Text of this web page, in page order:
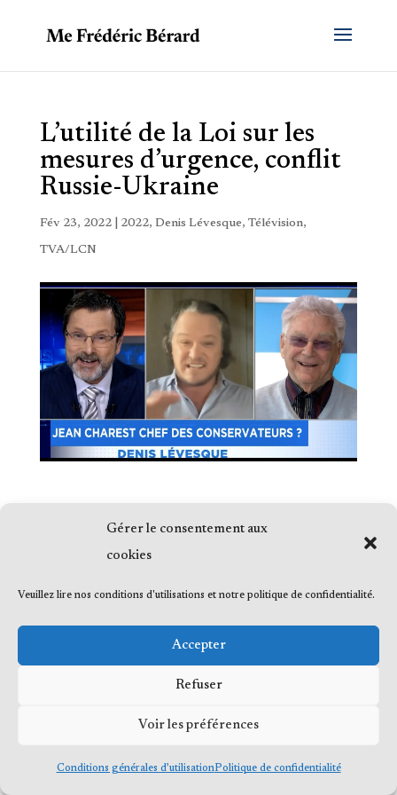
Gérer le consentement aux
cookies
Veuillez lire nos conditions d'utilisations et notre politique de confidentialité.
Accepter
Refuser
Voir les préférences
Conditions générales d’utilisationPolitique de confidentialité
L’utilité de la Loi sur les
mesures d’urgence, conflit
Russie-Ukraine
Fév 23, 2022| 2022, Denis Lévesque, Télévision,
TVA/LCN
réservés